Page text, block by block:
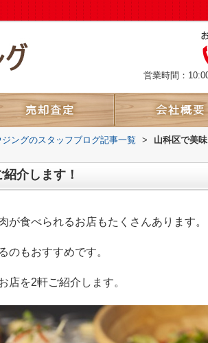
営業時間：
ングのスタッフブログ記事一覧 >
山科区で美
介します！
食べられるお店もたくさんあります。
のもおすすめです。
店を2軒ご紹介します。